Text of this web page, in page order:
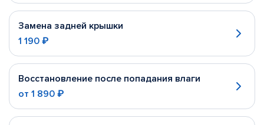
Замена задней крышки
1 190 ₽
Восстановление после попадания влаги
от 1 890 ₽